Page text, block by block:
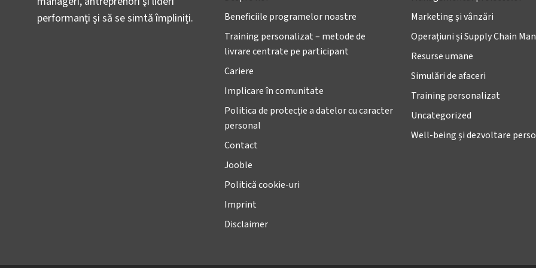
performanţi şi să se simtă împliniţi.
Beneficiile programelor noastre
Training personalizat – metode de
livrare centrate pe participant
Cariere
Implicare în comunitate
Politica de protecție a datelor cu caracter
personal
Contact
Jooble
Politică cookie-uri
Imprint
Disclaimer
Marketing și vânzări
Operațiuni și Supply Chain
Resurse umane
Simulări de afaceri
Training personalizat
Uncategorized
Well-being și dezvoltare